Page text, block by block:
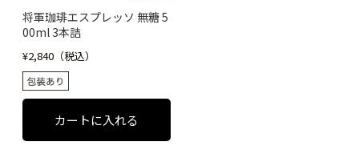
将軍珈琲エスプレッソ 無糖 5
00ml 3本詰
¥2,840（税込）